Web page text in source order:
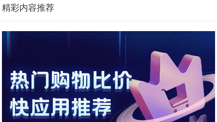
精彩内容推荐